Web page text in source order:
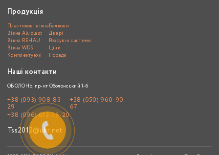
Продукція
Пластикові вікна
Вікна Aluplast
Вікна REHAU
Вікна WDS
Комплектуючі
Балкони
Двері
Розсувні системи
Ціни
Поради
Наші контакти
ОБОЛОНЬ, пр-кт Оболонський 1-б
+38 (093) 908-83-
29
+38 (050) 960-90-
67
+38 (096) 012-76-20
Tss2012@ukr.net